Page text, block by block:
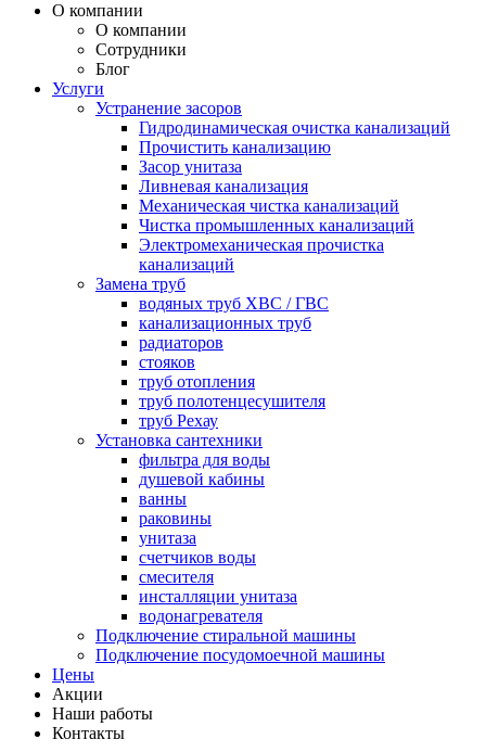
О компании
О компании
Сотрудники
Блог
Услуги
Устранение засоров
Гидродинамическая очистка канализаций
Прочистить канализацию
Засор унитаза
Ливневая канализация
Механическая чистка канализаций
Чистка промышленных канализаций
Электромеханическая прочистка
канализаций
Замена труб
водяных труб ХВС / ГВС
канализационных труб
радиаторов
стояков
труб отопления
труб полотенцесушителя
труб Рехау
Установка сантехники
фильтра для воды
душевой кабины
ванны
раковины
унитаза
счетчиков воды
смесителя
инсталляции унитаза
водонагревателя
Подключение стиральной машины
Подключение посудомоечной машины
Цены
Акции
Наши работы
Контакты